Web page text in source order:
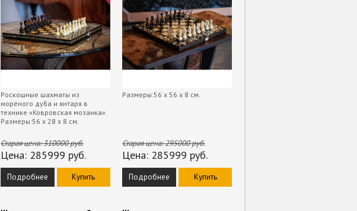
Роскошные шахматы из
морёного дуба и янтаря в
технике «Ковровская мозаика».
Размеры:56 х 28 х 8 см.
Старая цена:310000руб.
Цена: 285999 руб.
Подробнее Купить
Размеры:56 х 56 х 8 см.
Старая цена:295000руб.
Цена: 285999 руб.
Подробнее Купить